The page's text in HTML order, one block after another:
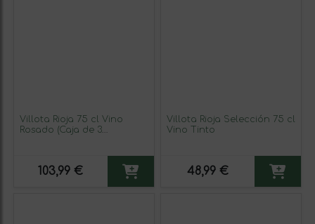
Villota Rioja 75 cl Vino
Rosado (Caja de 3
103,99 €
Villota Rioja Selección 75 cl
Vino Tinto
48,99 €